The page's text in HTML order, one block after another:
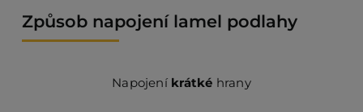
Způsob napojení lamel podlahy
Napojení krátké hrany